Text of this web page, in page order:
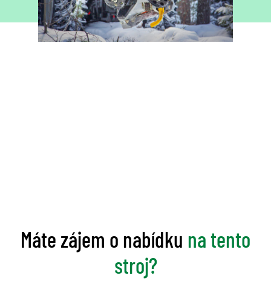
Máte zájem o nabídku na tento
stroj?